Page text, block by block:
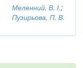
Меленний, В. І.;
Пузирьова, П. В.